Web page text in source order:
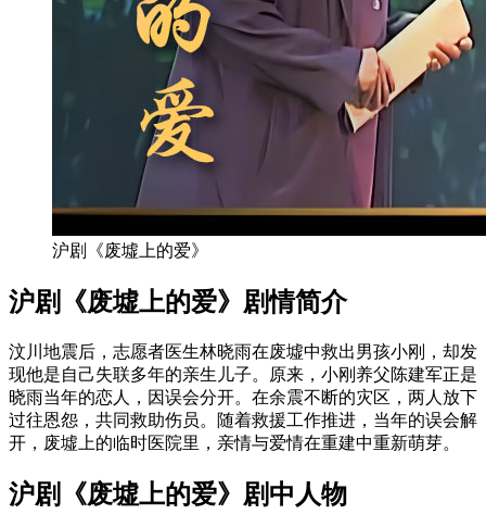
沪剧《废墟上的爱》
沪剧《废墟上的爱》剧情简介
汶川地震后，志愿者医生林晓雨在废墟中救出男孩小刚，却发
现他是自己失联多年的亲生儿子。原来，小刚养父陈建军正是
晓雨当年的恋人，因误会分开。在余震不断的灾区，两人放下
过往恩怨，共同救助伤员。随着救援工作推进，当年的误会解
开，废墟上的临时医院里，亲情与爱情在重建中重新萌芽。
沪剧《废墟上的爱》剧中人物